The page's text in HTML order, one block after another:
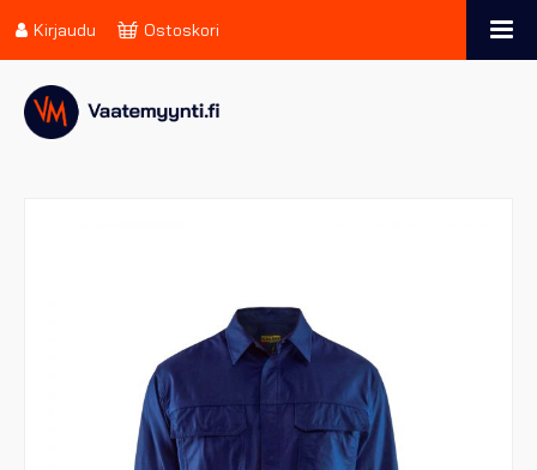
Kirjaudu Ostoskori